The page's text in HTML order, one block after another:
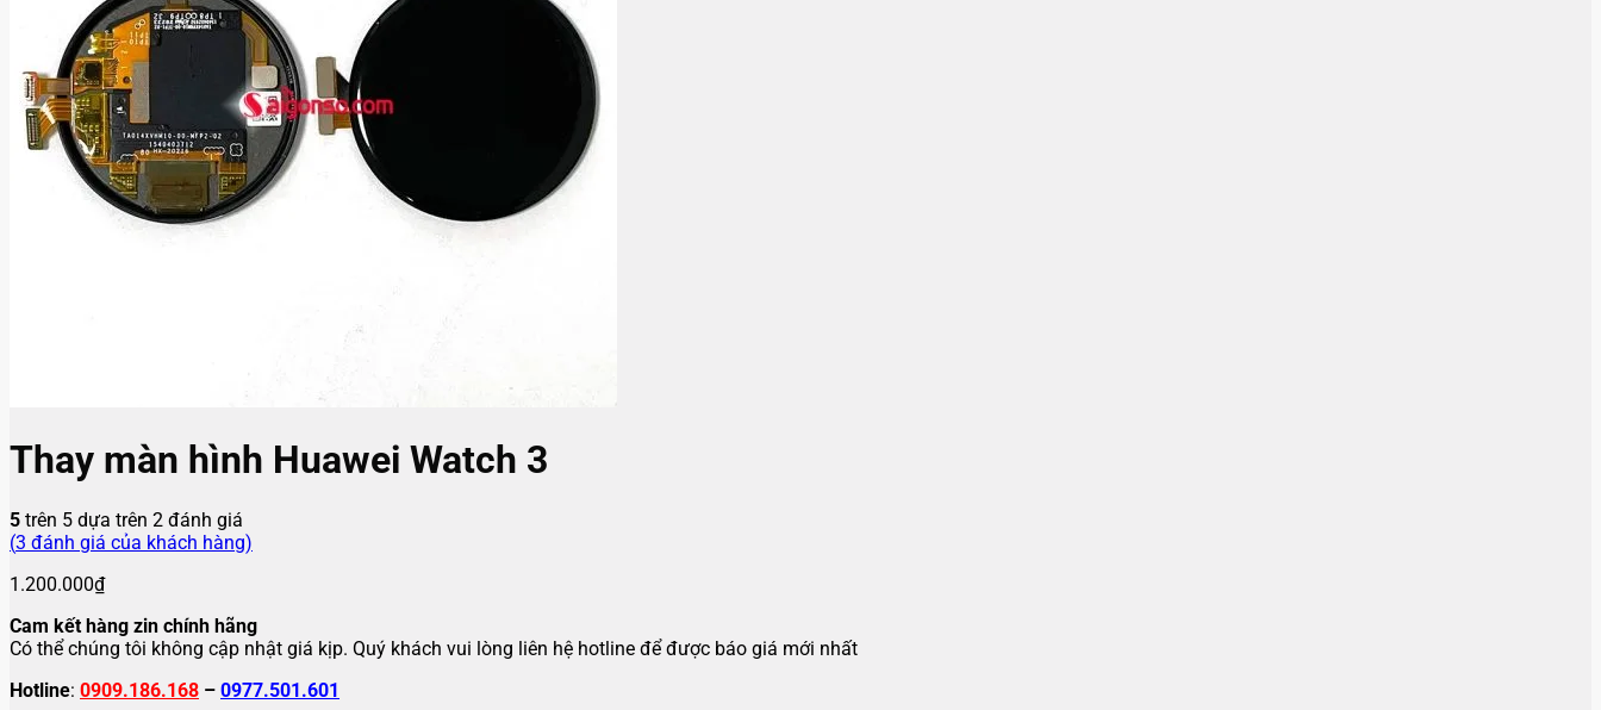
Thay màn hình Huawei Watch 3
5 trên 5 dựa trên 2 đánh giá
(3 đánh giá của khách hàng)
1.200.000₫
Cam kết hàng zin chính hãng
Có thể chúng tôi không cập nhật giá kịp. Quý khách vui lòng liên hệ hotline để được báo giá mới nhất
Hotline: 0909.186.168 – 0977.501.601